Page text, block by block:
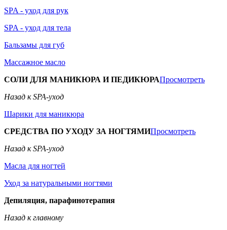
SPA - уход для рук
SPA - уход для тела
Бальзамы для губ
Массажное масло
СОЛИ ДЛЯ МАНИКЮРА И ПЕДИКЮРАПросмотреть
Назад к SPA-уход
Шарики для маникюра
СРЕДСТВА ПО УХОДУ ЗА НОГТЯМИПросмотреть
Назад к SPA-уход
Масла для ногтей
Уход за натуральными ногтями
Депиляция, парафинотерапия
Назад к главному